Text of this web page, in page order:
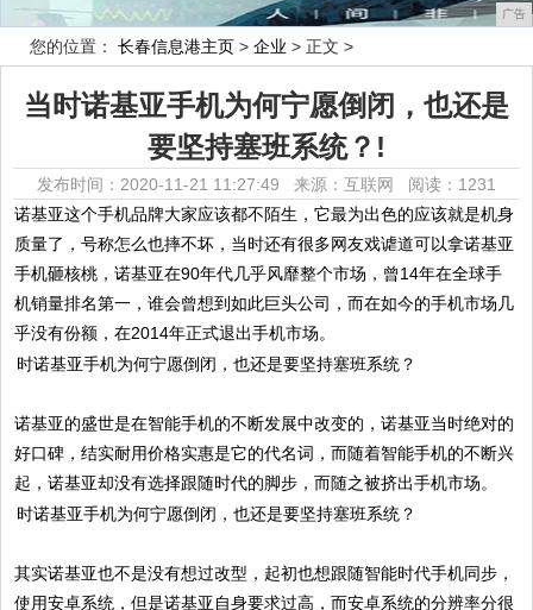
广告
您的位置： 长春信息港主页 > 企业 > 正文 >
当时诺基亚手机为何宁愿倒闭，也还是
要坚持塞班系统？!
发布时间：2020-11-21 11:27:49 来源：互联网 阅读：1231
​诺基亚这个手机品牌大家应该都不陌生，它最为出色的应该就是机身
质量了，号称怎么也摔不坏，当时还有很多网友戏谑道可以拿诺基亚
手机砸核桃，诺基亚在90年代几乎风靡整个市场，曾14年在全球手
机销量排名第一，谁会曾想到如此巨头公司，而在如今的手机市场几
乎没有份额，在2014年正式退出手机市场。
​诺基亚的盛世是在智能手机的不断发展中改变的，诺基亚当时绝对的
好口碑，结实耐用价格实惠是它的代名词，而随着智能手机的不断兴
起，诺基亚却没有选择跟随时代的脚步，而随之被挤出手机市场。
​其实诺基亚也不是没有想过改型，起初也想跟随智能时代手机同步，
使用安卓系统，但是诺基亚自身要求过高，而安卓系统的分辨率分很